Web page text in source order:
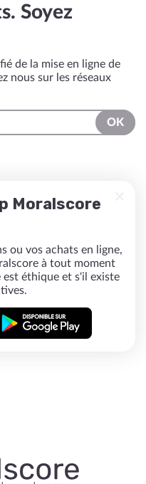
Soyez
de la mise en ligne de
nous sur les réseaux
OK
Moralscore
ou vos achats en ligne,
à tout moment
éthique et s'il existe